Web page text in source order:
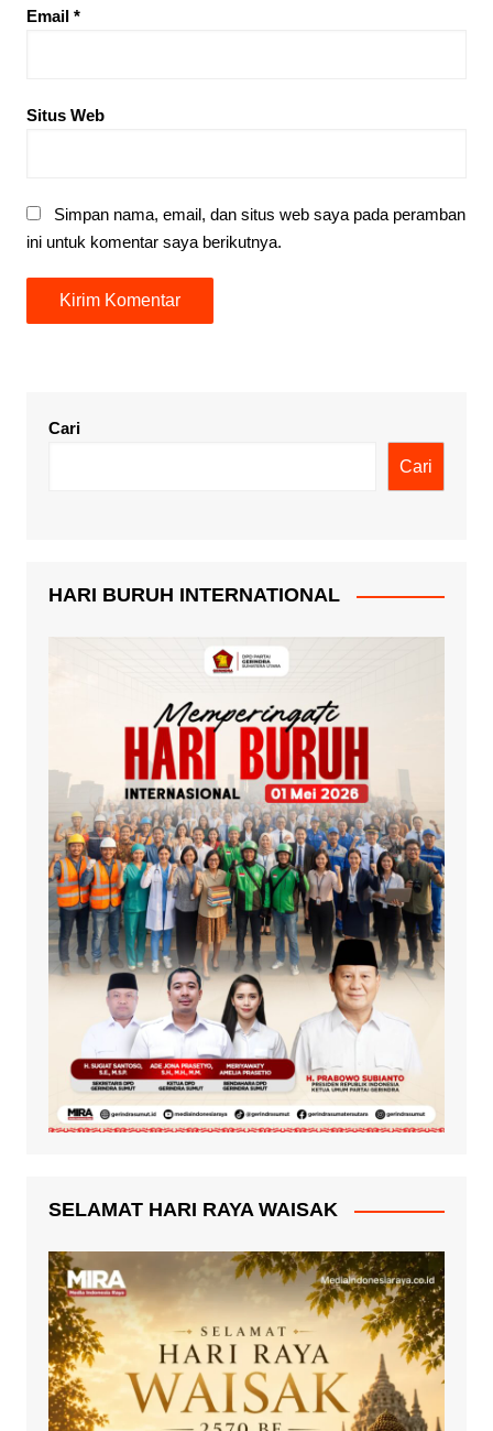
Email *
Situs Web
Simpan nama, email, dan situs web saya pada peramban
ini untuk komentar saya berikutnya.
Cari
Cari
HARI BURUH INTERNATIONAL
SELAMAT HARI RAYA WAISAK